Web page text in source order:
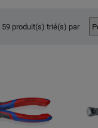
59 produit(s) trié(s) par